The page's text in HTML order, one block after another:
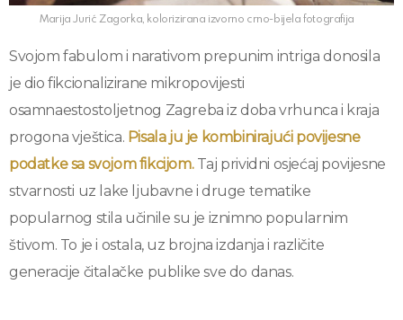
Marija Jurić Zagorka, kolorizirana izvorno crno-bijela fotografija
Svojom fabulom i narativom prepunim intriga donosila
je dio fikcionalizirane mikropovijesti
osamnaestostoljetnog Zagreba iz doba vrhunca i kraja
progona vještica. Pisala ju je kombinirajući povijesne
podatke sa svojom fikcijom. Taj prividni osjećaj povijesne
stvarnosti uz lake ljubavne i druge tematike
popularnog stila učinile su je iznimno popularnim
štivom. To je i ostala, uz brojna izdanja i različite
generacije čitalačke publike sve do danas.